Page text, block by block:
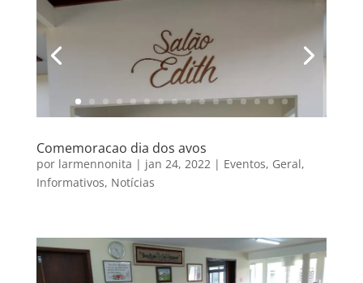
Comemoracao dia dos avos
por larmennonita | jan 24, 2022| Eventos, Geral,
Informativos, Notícias